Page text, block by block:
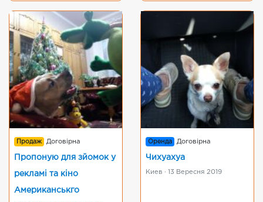
Продаж Договірна
Пропоную для зйомок у
рекламі та кіно
Американськго
Оренда Договірна
Чихуахуа
Киев · 13 Вересня 2019